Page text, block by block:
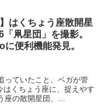
】はくちょう座散開星
「凧星団」を撮影。
便利機能発見。
っていたこと、ベガが管
くちょう座に、捉えやす
の散開星団、